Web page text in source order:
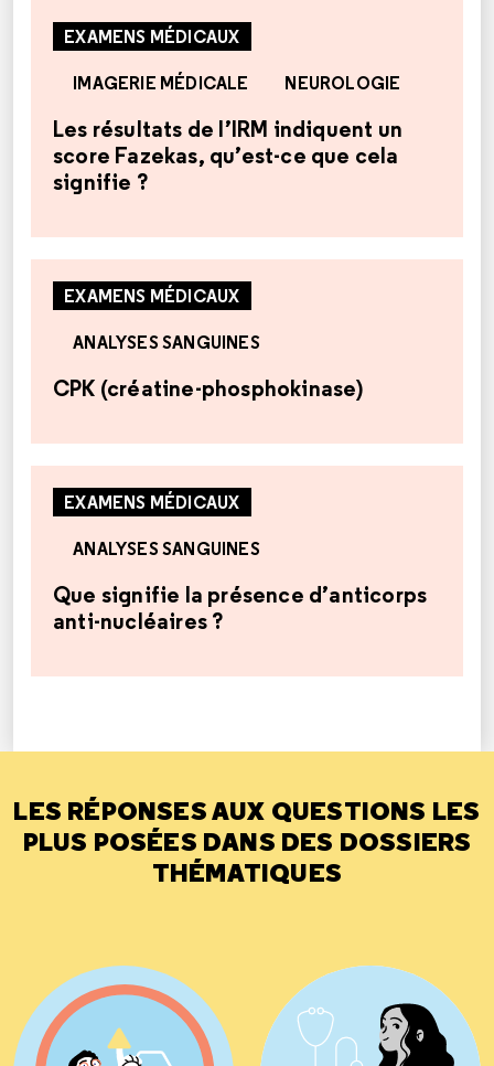
EXAMENS MÉDICAUX
IMAGERIE MÉDICALE NEUROLOGIE
Les résultats de l’IRM indiquent un
score Fazekas, qu’est-ce que cela
signifie ?
EXAMENS MÉDICAUX
ANALYSES SANGUINES
CPK (créatine-phosphokinase)
EXAMENS MÉDICAUX
ANALYSES SANGUINES
Que signifie la présence d’anticorps
anti-nucléaires ?
LES RÉPONSES AUX QUESTIONS LES
PLUS POSÉES DANS DES DOSSIERS
THÉMATIQUES